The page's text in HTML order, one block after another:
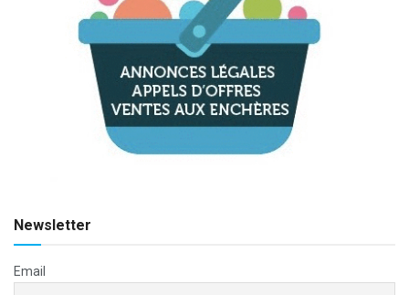
Newsletter
Email